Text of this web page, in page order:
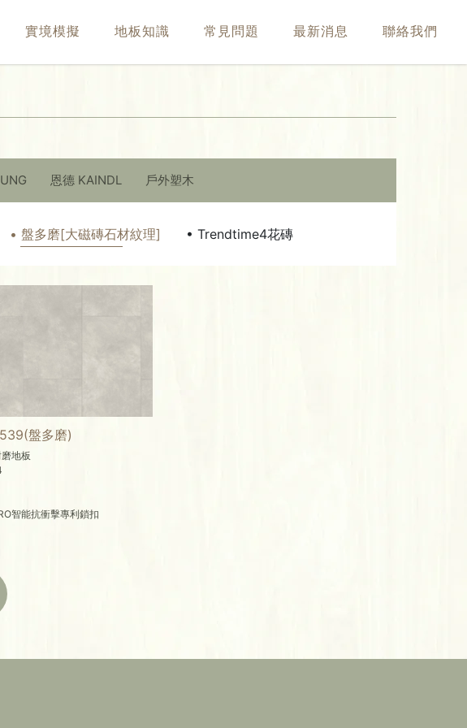
實境模擬 地板知識 常見問題 最新消息 聯絡我們
恩德 KAINDL 戶外塑木
• 盤多磨[大磁磚石材紋理] • Trendtime4花磚
盤多磨)
地板
智能抗衝擊專利鎖扣